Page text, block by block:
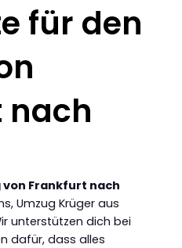
für den
nach
von Frankfurt nach
Umzug Krüger aus
unterstützen dich bei
dafür, dass alles